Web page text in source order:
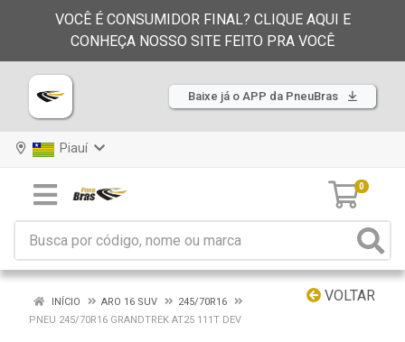
VOCÊ É CONSUMIDOR FINAL? CLIQUE AQUI E
CONHEÇA NOSSO SITE FEITO PRA VOCÊ
Baixe já o APP da PneuBras
Piauí
0
VOLTAR
INÍCIO ARO 16 SUV
245/70R16
PNEU 245/70R16 GRANDTREK AT25 111T DEV